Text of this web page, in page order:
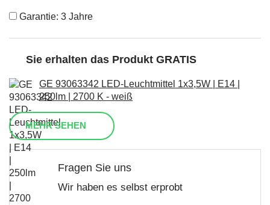
Garantie: 3 Jahre
Sie erhalten das Produkt GRATIS
GE 93063342 LED-Leuchtmittel 1x3,5W | E14 |
250lm | 2700 K - weiß
MEHR SEHEN
Fragen Sie uns
Wir haben es selbst erprobt